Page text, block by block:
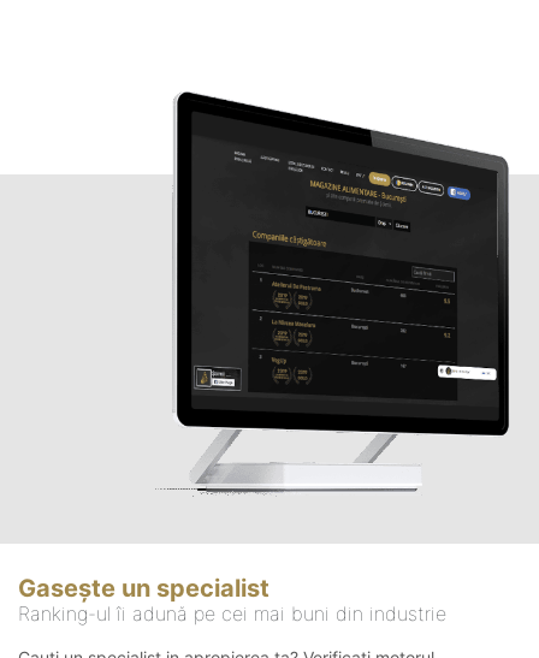
Gasește un specialist
Ranking-ul îi adună pe cei mai buni din industrie